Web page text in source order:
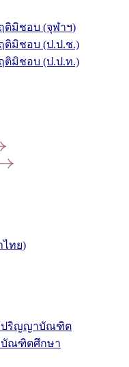
ติมิชอบ (จุฬาฯ)
ติมิชอบ (ป.ป.ช.)
ติมิชอบ (ป.ป.ท.)
ไทย)
ปริญญาบัณฑิต
บัณฑิตศึกษา